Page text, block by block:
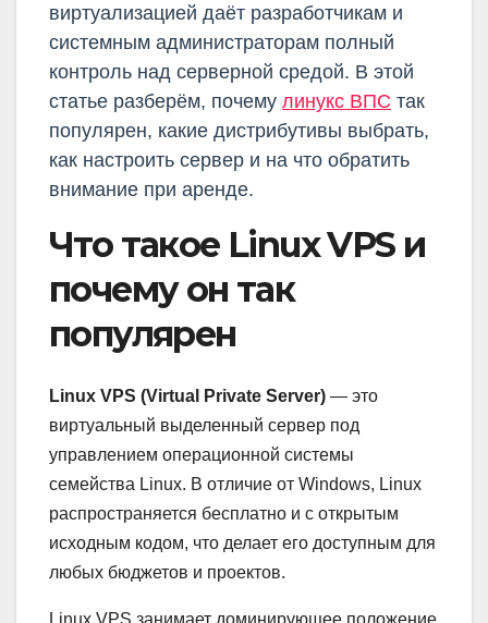
виртуализацией даёт разработчикам и
системным администраторам полный
контроль над серверной средой. В этой
статье разберём, почему линукс ВПС так
популярен, какие дистрибутивы выбрать,
как настроить сервер и на что обратить
внимание при аренде.
Что такое Linux VPS и
почему он так
популярен
Linux VPS (Virtual Private Server) — это
виртуальный выделенный сервер под
управлением операционной системы
семейства Linux. В отличие от Windows, Linux
распространяется бесплатно и с открытым
исходным кодом, что делает его доступным для
любых бюджетов и проектов.
Linux VPS занимает доминирующее положение